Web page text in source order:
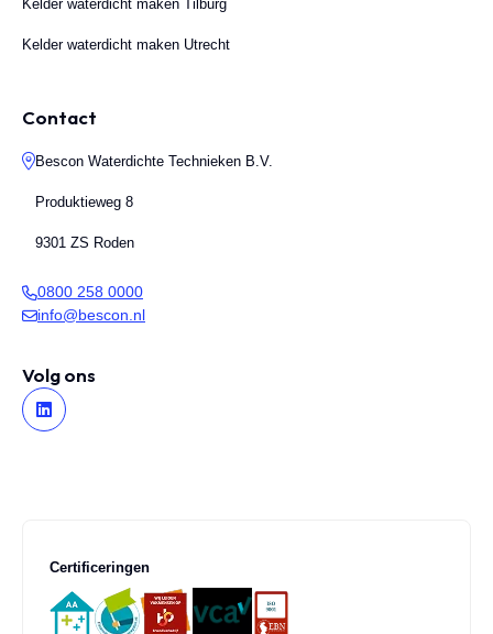
Kelder waterdicht maken Tilburg
Kelder waterdicht maken Utrecht
Contact
Bescon Waterdichte Technieken B.V.
Produktieweg 8
9301 ZS Roden
0800 258 0000
info@bescon.nl
Volg ons
Certificeringen